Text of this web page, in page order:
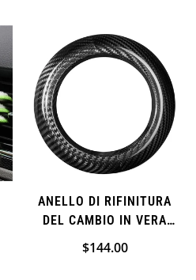
ANELLO DI RIFINITURA
DEL CAMBIO IN VERA
COOPER S ONE CLUBMAN
Prezzo
$144.00